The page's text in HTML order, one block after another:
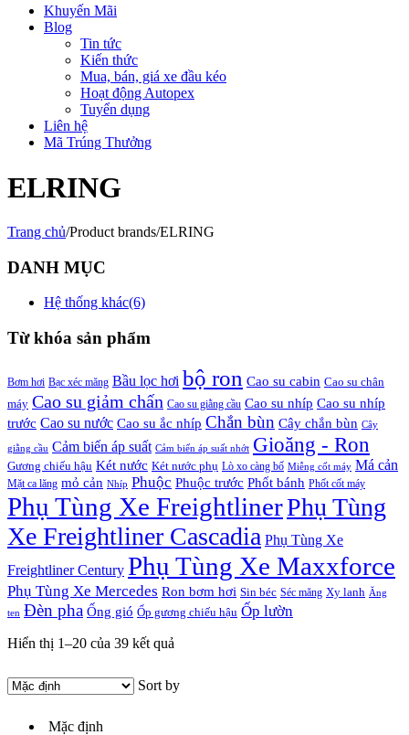
Khuyến Mãi
Blog
Tin tức
Kiến thức
Mua, bán, giá xe đầu kéo
Hoạt động Autopex
Tuyển dụng
Liên hệ
Mã Trúng Thưởng
ELRING
Trang chủ/Product brands/ELRING
DANH MỤC
Hệ thống khác(6)
Từ khóa sản phẩm
Bơm hơi Bạc xéc măng Bầu lọc hơi bộ ron Cao su cabin Cao su chân
máy Cao su giảm chấn Cao su giằng cầu Cao su nhíp Cao su nhíp
trước Cao su nước Cao su ắc nhíp Chắn bùn Cây chắn bùn Cây
giằng cầu Cảm biến áp suất Cảm biến áp suất nhớt Gioăng - Ron
Gương chiếu hậu Két nước Két nước phụ Lò xo càng bố Miễng cốt máy Má cản
Mặt ca lăng mỏ cản Nhíp Phuộc Phuộc trước Phốt bánh Phốt cốt máy
Phụ Tùng Xe FreightlinerPhụ Tùng
Xe Freightliner Cascadia Phụ Tùng Xe
Freightliner Century Phụ Tùng Xe Maxxforce
Phụ Tùng Xe Mercedes Ron bơm hơi Sin béc Séc măng Xy lanh Ăng
ten Đèn pha Ống gió Ốp gương chiếu hậu Ốp lườn
Hiển thị 1–20 của 39 kết quả
Sort by
Mặc định